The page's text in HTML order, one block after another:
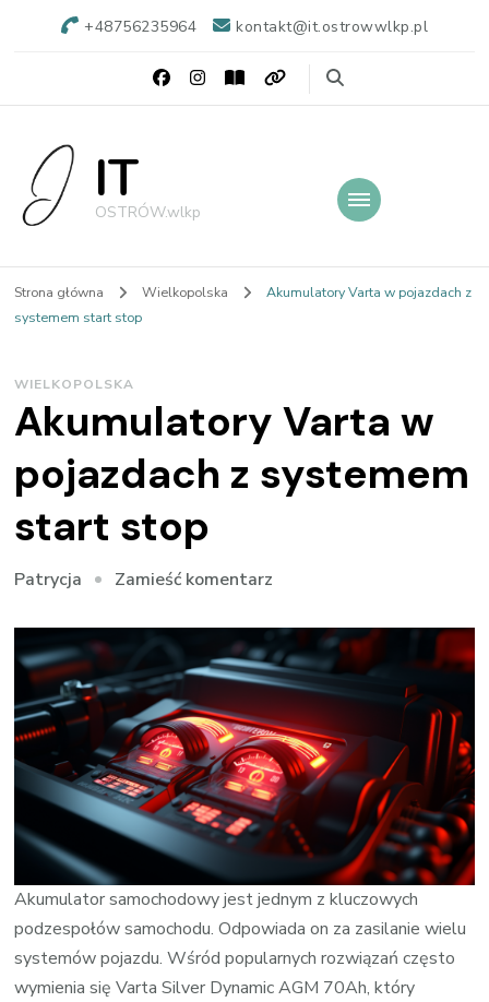
+48756235964 kontakt@it.ostrowwlkp.pl
IT
OSTRÓW.wlkp
Strona główna Wielkopolska
Akumulatory Varta w pojazdach z
systemem start stop
WIELKOPOLSKA
Akumulatory Varta w
pojazdach z systemem
start stop
Patrycja Zamieść komentarz
Akumulatory
Varta
w
pojazdach
z
systemem
start
stop
Akumulator samochodowy jest jednym z kluczowych
podzespołów samochodu. Odpowiada on za zasilanie wielu
systemów pojazdu. Wśród popularnych rozwiązań często
wymienia się Varta Silver Dynamic AGM 70Ah, który